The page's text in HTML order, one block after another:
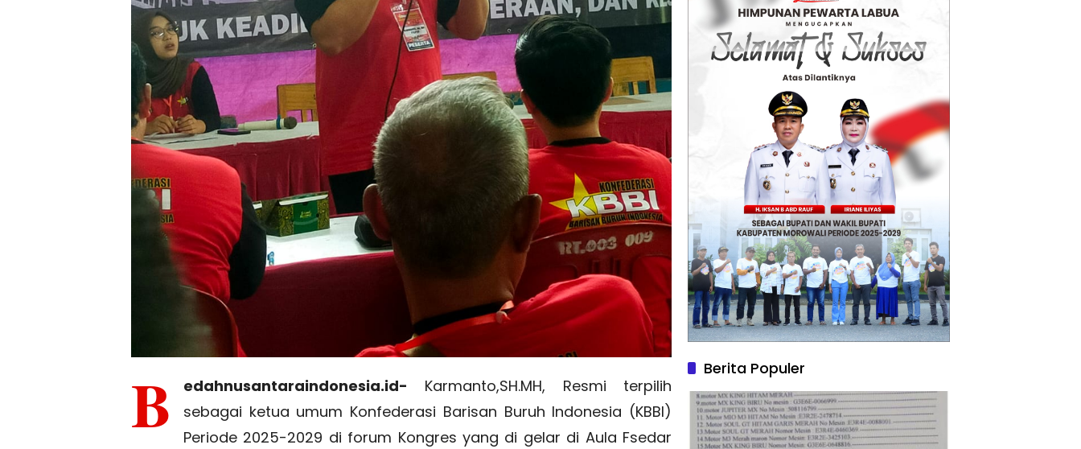
B edahnusantaraindonesia.id- Karmanto,SH.MH, Resmi terpilih
sebagai ketua umum Konfederasi Barisan Buruh Indonesia (KBBI)
Periode 2025-2029 di forum Kongres yang di gelar di Aula Fsedar
Berita Populer